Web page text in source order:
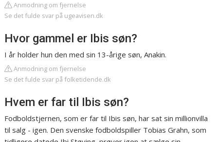
Anmodning om fjernelse
Se det fulde svar på ugeavisen.dk
Hvor gammel er Ibis søn?
I år holder hun den med sin 13-årige søn, Anakin.
Anmodning om fjernelse
Se det fulde svar på folketidende.dk
Hvem er far til Ibis søn?
Fodboldstjernen, som er far til Ibis søn, har sat sin millionvilla
til salg - igen. Den svenske fodboldspiller Tobias Grahn, som